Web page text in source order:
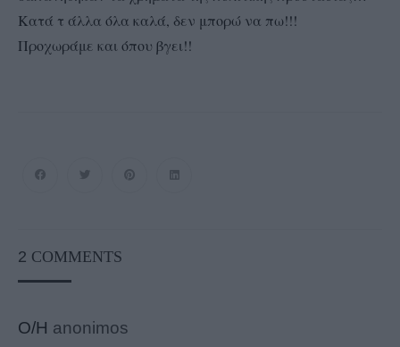
Κατά τ άλλα όλα καλά, δεν μπορώ να πω!!!
Προχωράμε και όπου βγει!!
2 COMMENTS
Ο/Η anonimos